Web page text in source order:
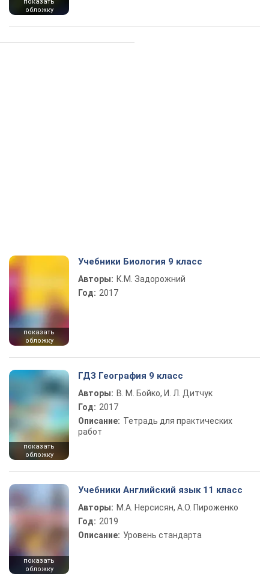
обложку
показать
обложку
Учебники Биология 9 класс
Авторы: К.М. Задорожний
Год: 2017
показать
обложку
ГДЗ География 9 класс
Авторы: В. М. Бойко, И. Л. Дитчук
Год: 2017
Описание: Тетрадь для практических
работ
показать
обложку
Учебники Английский язык 11 класс
Авторы: М.А. Нерсисян, А.О. Пироженко
Год: 2019
Описание: Уровень стандарта